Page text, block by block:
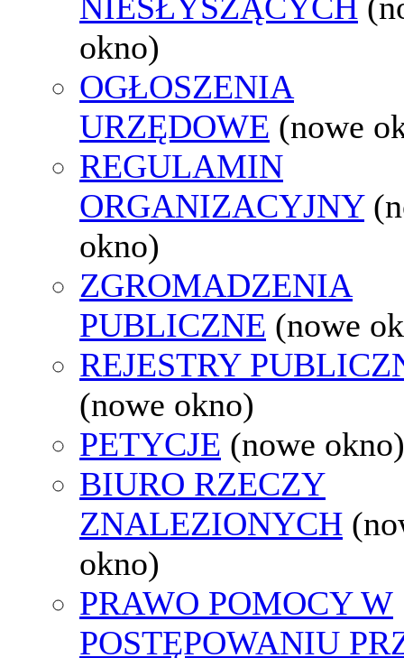
okno)
OGŁOSZENIA
URZĘDOWE (nowe
REGULAMIN
ORGANIZACYJNY
okno)
ZGROMADZENIA
PUBLICZNE (nowe
REJESTRY
(nowe okno)
PETYCJE (nowe okno)
BIURO RZECZY
ZNALEZIONYCH
okno)
PRAWO POMOCY W
POSTĘPOWANIU